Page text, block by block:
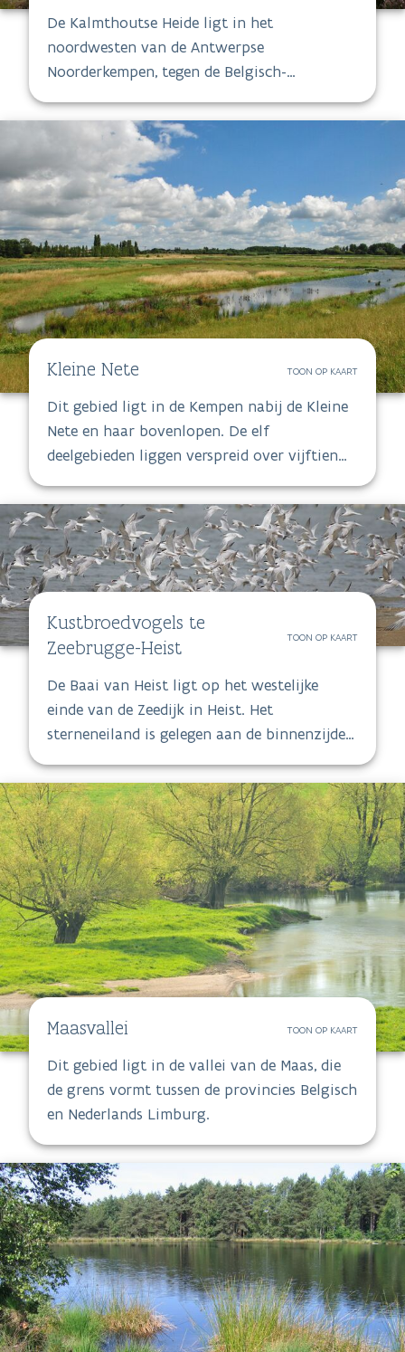
De Kalmthoutse Heide ligt in het
noordwesten van de Antwerpse
Noorderkempen, tegen de Belgisch-
dit gebied van uitzonderlijk belang omdat
het een van de laatste echt uitgestrekte
heidegebieden van Vlaanderen is.
Kleine Nete TOON OP KAART
Dit gebied ligt in de Kempen nabij de Kleine
Nete en haar bovenlopen. De elf
deelgebieden liggen verspreid over vijftien
één deelgebied ligt in de provincie Limburg.
Met zijn 4884 hectare is dit een van de
grootste habitatrichtlijngebieden in
Vlaanderen.
Kustbroedvogels te
Zeebrugge-Heist
TOON OP KAART
De Baai van Heist ligt op het westelijke
einde van de Zeedijk in Heist. Het
sterneneiland is gelegen aan de binnenzijde
Zeebrugge. In de voorhaven spoot de
Vlaamse overheid jaren geleden grote
zandvlaktes op.
Maasvallei TOON OP KAART
Dit gebied ligt in de vallei van de Maas, die
de grens vormt tussen de provincies Belgisch
en Nederlands Limburg.